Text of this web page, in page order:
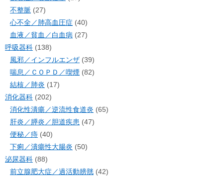
不整脈 (27)
心不全／肺高血圧症 (40)
血液／貧血／白血病 (27)
呼吸器科 (138)
風邪／インフルエンザ (39)
喘息／ＣＯＰＤ／喫煙 (82)
結核／肺炎 (17)
消化器科 (202)
消化性潰瘍／逆流性食道炎 (65)
肝炎／膵炎／胆道疾患 (47)
便秘／痔 (40)
下痢／潰瘍性大腸炎 (50)
泌尿器科 (88)
前立腺肥大症／過活動膀胱 (42)